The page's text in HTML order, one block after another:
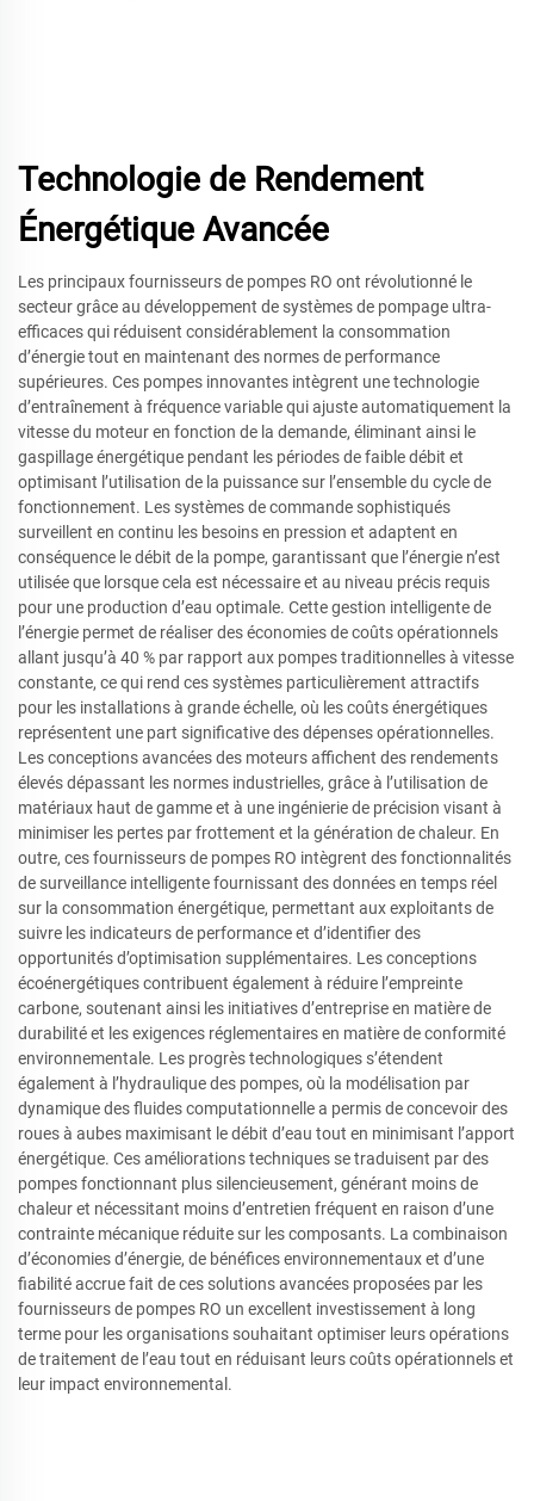
Technologie de Rendement
Énergétique Avancée
Les principaux fournisseurs de pompes RO ont révolutionné le
secteur grâce au développement de systèmes de pompage ultra-
efficaces qui réduisent considérablement la consommation
d’énergie tout en maintenant des normes de performance
supérieures. Ces pompes innovantes intègrent une technologie
d’entraînement à fréquence variable qui ajuste automatiquement la
vitesse du moteur en fonction de la demande, éliminant ainsi le
gaspillage énergétique pendant les périodes de faible débit et
optimisant l’utilisation de la puissance sur l’ensemble du cycle de
fonctionnement. Les systèmes de commande sophistiqués
surveillent en continu les besoins en pression et adaptent en
conséquence le débit de la pompe, garantissant que l’énergie n’est
utilisée que lorsque cela est nécessaire et au niveau précis requis
pour une production d’eau optimale. Cette gestion intelligente de
l’énergie permet de réaliser des économies de coûts opérationnels
allant jusqu’à 40 % par rapport aux pompes traditionnelles à vitesse
constante, ce qui rend ces systèmes particulièrement attractifs
pour les installations à grande échelle, où les coûts énergétiques
représentent une part significative des dépenses opérationnelles.
Les conceptions avancées des moteurs affichent des rendements
élevés dépassant les normes industrielles, grâce à l’utilisation de
matériaux haut de gamme et à une ingénierie de précision visant à
minimiser les pertes par frottement et la génération de chaleur. En
outre, ces fournisseurs de pompes RO intègrent des fonctionnalités
de surveillance intelligente fournissant des données en temps réel
sur la consommation énergétique, permettant aux exploitants de
suivre les indicateurs de performance et d’identifier des
opportunités d’optimisation supplémentaires. Les conceptions
écoénergétiques contribuent également à réduire l’empreinte
carbone, soutenant ainsi les initiatives d’entreprise en matière de
durabilité et les exigences réglementaires en matière de conformité
environnementale. Les progrès technologiques s’étendent
également à l’hydraulique des pompes, où la modélisation par
dynamique des fluides computationnelle a permis de concevoir des
roues à aubes maximisant le débit d’eau tout en minimisant l’apport
énergétique. Ces améliorations techniques se traduisent par des
pompes fonctionnant plus silencieusement, générant moins de
chaleur et nécessitant moins d’entretien fréquent en raison d’une
contrainte mécanique réduite sur les composants. La combinaison
d’économies d’énergie, de bénéfices environnementaux et d’une
fiabilité accrue fait de ces solutions avancées proposées par les
fournisseurs de pompes RO un excellent investissement à long
terme pour les organisations souhaitant optimiser leurs opérations
de traitement de l’eau tout en réduisant leurs coûts opérationnels et
leur impact environnemental.